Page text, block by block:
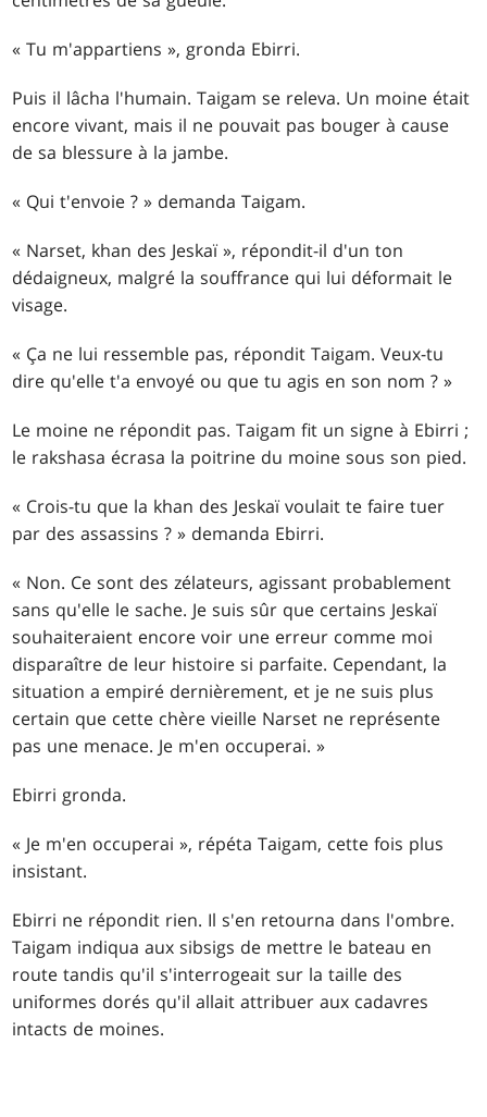
« Tu m'appartiens », gronda Ebirri.
Puis il lâcha l'humain. Taigam se releva. Un moine était
encore vivant, mais il ne pouvait pas bouger à cause
de sa blessure à la jambe.
« Qui t'envoie ? » demanda Taigam.
« Narset, khan des Jeskaï », répondit-il d'un ton
dédaigneux, malgré la souffrance qui lui déformait le
visage.
« Ça ne lui ressemble pas, répondit Taigam. Veux-tu
dire qu'elle t'a envoyé ou que tu agis en son nom ? »
Le moine ne répondit pas. Taigam fit un signe à Ebirri ;
le rakshasa écrasa la poitrine du moine sous son pied.
« Crois-tu que la khan des Jeskaï voulait te faire tuer
par des assassins ? » demanda Ebirri.
« Non. Ce sont des zélateurs, agissant probablement
sans qu'elle le sache. Je suis sûr que certains Jeskaï
souhaiteraient encore voir une erreur comme moi
disparaître de leur histoire si parfaite. Cependant, la
situation a empiré dernièrement, et je ne suis plus
certain que cette chère vieille Narset ne représente
pas une menace. Je m'en occuperai. »
Ebirri gronda.
« Je m'en occuperai », répéta Taigam, cette fois plus
insistant.
Ebirri ne répondit rien. Il s'en retourna dans l'ombre.
Taigam indiqua aux sibsigs de mettre le bateau en
route tandis qu'il s'interrogeait sur la taille des
uniformes dorés qu'il allait attribuer aux cadavres
intacts de moines.